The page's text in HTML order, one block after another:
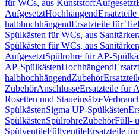
für WCs, aus KunststoffAufgesetzt
AufgesetztHochhängend
halbhochhängendErsatzteile für
Spülkästen für WCs, aus
Spülkästen für WCs, aus
AufgesetztSpülrohre für AP-
AP-SpülkästenHochhängend
halbhochhängendZubehör
ZubehörAnschlüsseErsatzteile für
Rosetten und Staueinsätze
SpülkästenSigma UP-Spülkästen
SpülkästenSpülrohreZubehörFüll-
SpülventileFüllventileErsatzteile